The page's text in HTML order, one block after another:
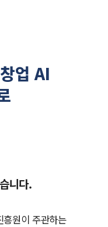
업 AI
니다.
흥원이 주관하는